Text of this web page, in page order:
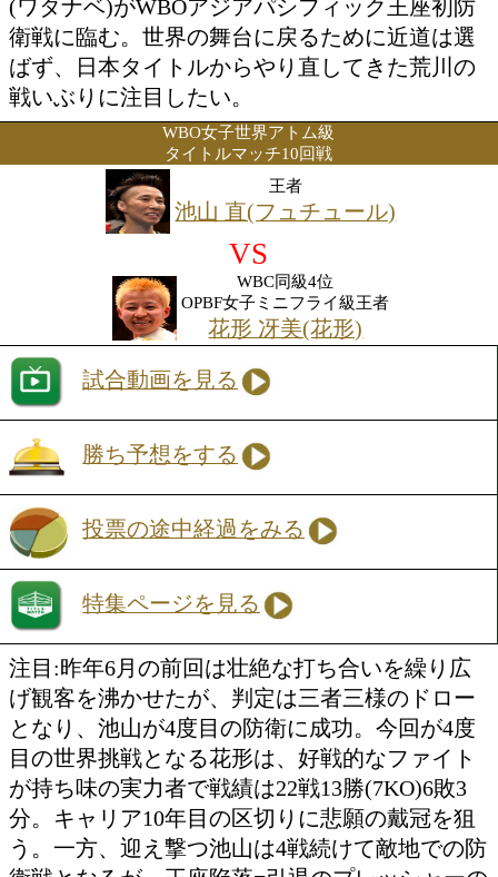
投票の途中経過をみる
特集ページを見る
注目:世界トップ戦線返り咲きを目指す
(ワタナベ)がWBOアジアパシフィック
衛戦に臨む。世界の舞台に戻るために
ばず、日本タイトルからやり直してき
戦いぶりに注目したい。
WBO女子世界アトム級
タイトルマッチ10回戦
VS
WBC同級4位
OPBF女子ミニフライ級王者
花形 冴美(花形)
試合動画を見る
勝ち予想をする
投票の途中経過をみる